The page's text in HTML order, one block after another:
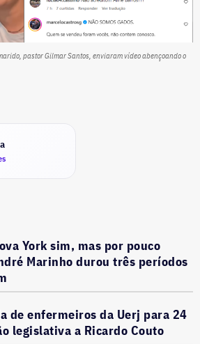
pastor Gilmar Santos, enviaram vídeo abençoando o
York sim, mas por pouco
Marinho durou três períodos
de enfermeiros da Uerj para 24
legislativa a Ricardo Couto